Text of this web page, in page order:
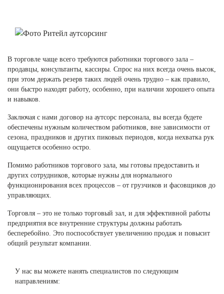
В торговле чаще всего требуются работники торгового зала –
продавцы, консультанты, кассиры. Спрос на них всегда очень высок,
при этом держать резерв таких людей очень трудно – как правило,
они быстро находят работу, особенно, при наличии хорошего опыта
и навыков.
Заключая с нами договор на аутсорс персонала, вы всегда будете
обеспечены нужным количеством работников, вне зависимости от
сезона, праздников и других пиковых периодов, когда нехватка рук
ощущается особенно остро.
Помимо работников торгового зала, мы готовы предоставить и
других сотрудников, которые нужны для нормального
функционирования всех процессов – от грузчиков и фасовщиков до
управляющих.
Торговля – это не только торговый зал, и для эффективной работы
предприятия все внутренние структуры должны работать
бесперебойно. Это поспособствует увеличению продаж и повысит
общий результат компании.
У нас вы можете нанять специалистов по следующим
направлениям: